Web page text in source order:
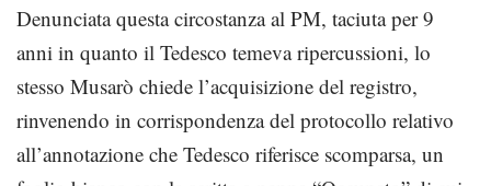
Denunciata questa circostanza al PM, taciuta per 9
anni in quanto il Tedesco temeva ripercussioni, lo
stesso Musarò chiede l’acquisizione del registro,
rinvenendo in corrispondenza del protocollo relativo
all’annotazione che Tedesco riferisce scomparsa, un